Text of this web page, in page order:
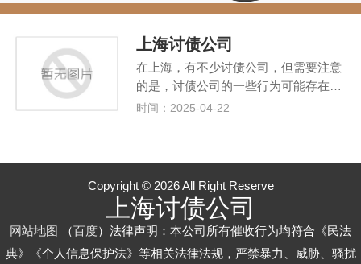
上海讨债公司
在上海，有不少讨债公司，但需要注意
的是，讨债公司的一些行为可能存在…
时间：2025-04-22
Copyright © 2026 All Right Reserve
上海讨债公司
网站地图 （百度）法律声明：本公司所有催收行为均符合《民法
典》《个人信息保护法》等相关法律法规，严禁暴力、威胁、骚扰